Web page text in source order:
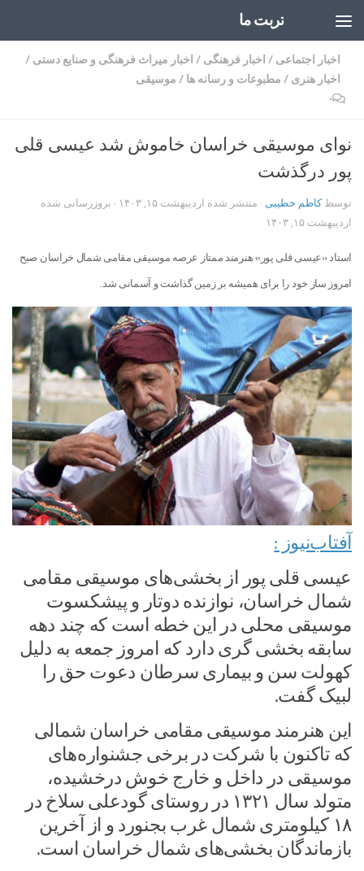
تربت ما
اخبار اجتماعی / اخبار فرهنگی / اخبار میراث فرهنگی و صنایع دستی /
اخبار هنری / مطبوعات و رسانه ها / موسیقی
۰
نوای موسیقی خراسان خاموش شد عیسی قلی
پور درگذشت
توسطکاظم خطیبی · منتشر شده اردیبهشت ۱۵, ۱۴۰۳
· بروزرسانی شده
اردیبهشت ۱۵, ۱۴۰۳
استاد «عیسی قلی پور» هنرمند ممتاز عرصه موسیقی مقامی شمال خراسان صبح
امروز ساز خود را برای همیشه بر زمین گذاشت و آسمانی شد.
آفتاب‌‌نیوز :
عیسی قلی پور از بخشی‌های موسیقی مقامی
شمال خراسان، نوازنده دوتار و پیشکسوت
موسیقی محلی در این خطه است که چند دهه
سابقه بخشی گری دارد که امروز جمعه به دلیل
کهولت سن و بیماری سرطان دعوت حق را
لبیک گفت.
این هنرمند موسیقی مقامی خراسان شمالی
که تاکنون با شرکت در برخی جشنواره‌های
موسیقی در داخل و خارج خوش درخشیده،
متولد سال ۱۳۲۱ در روستای گودعلی سلاخ در
۱۸ کیلومتری شمال غرب بجنورد و از آخرین
بازماندگان بخشی‌های شمال خراسان است.